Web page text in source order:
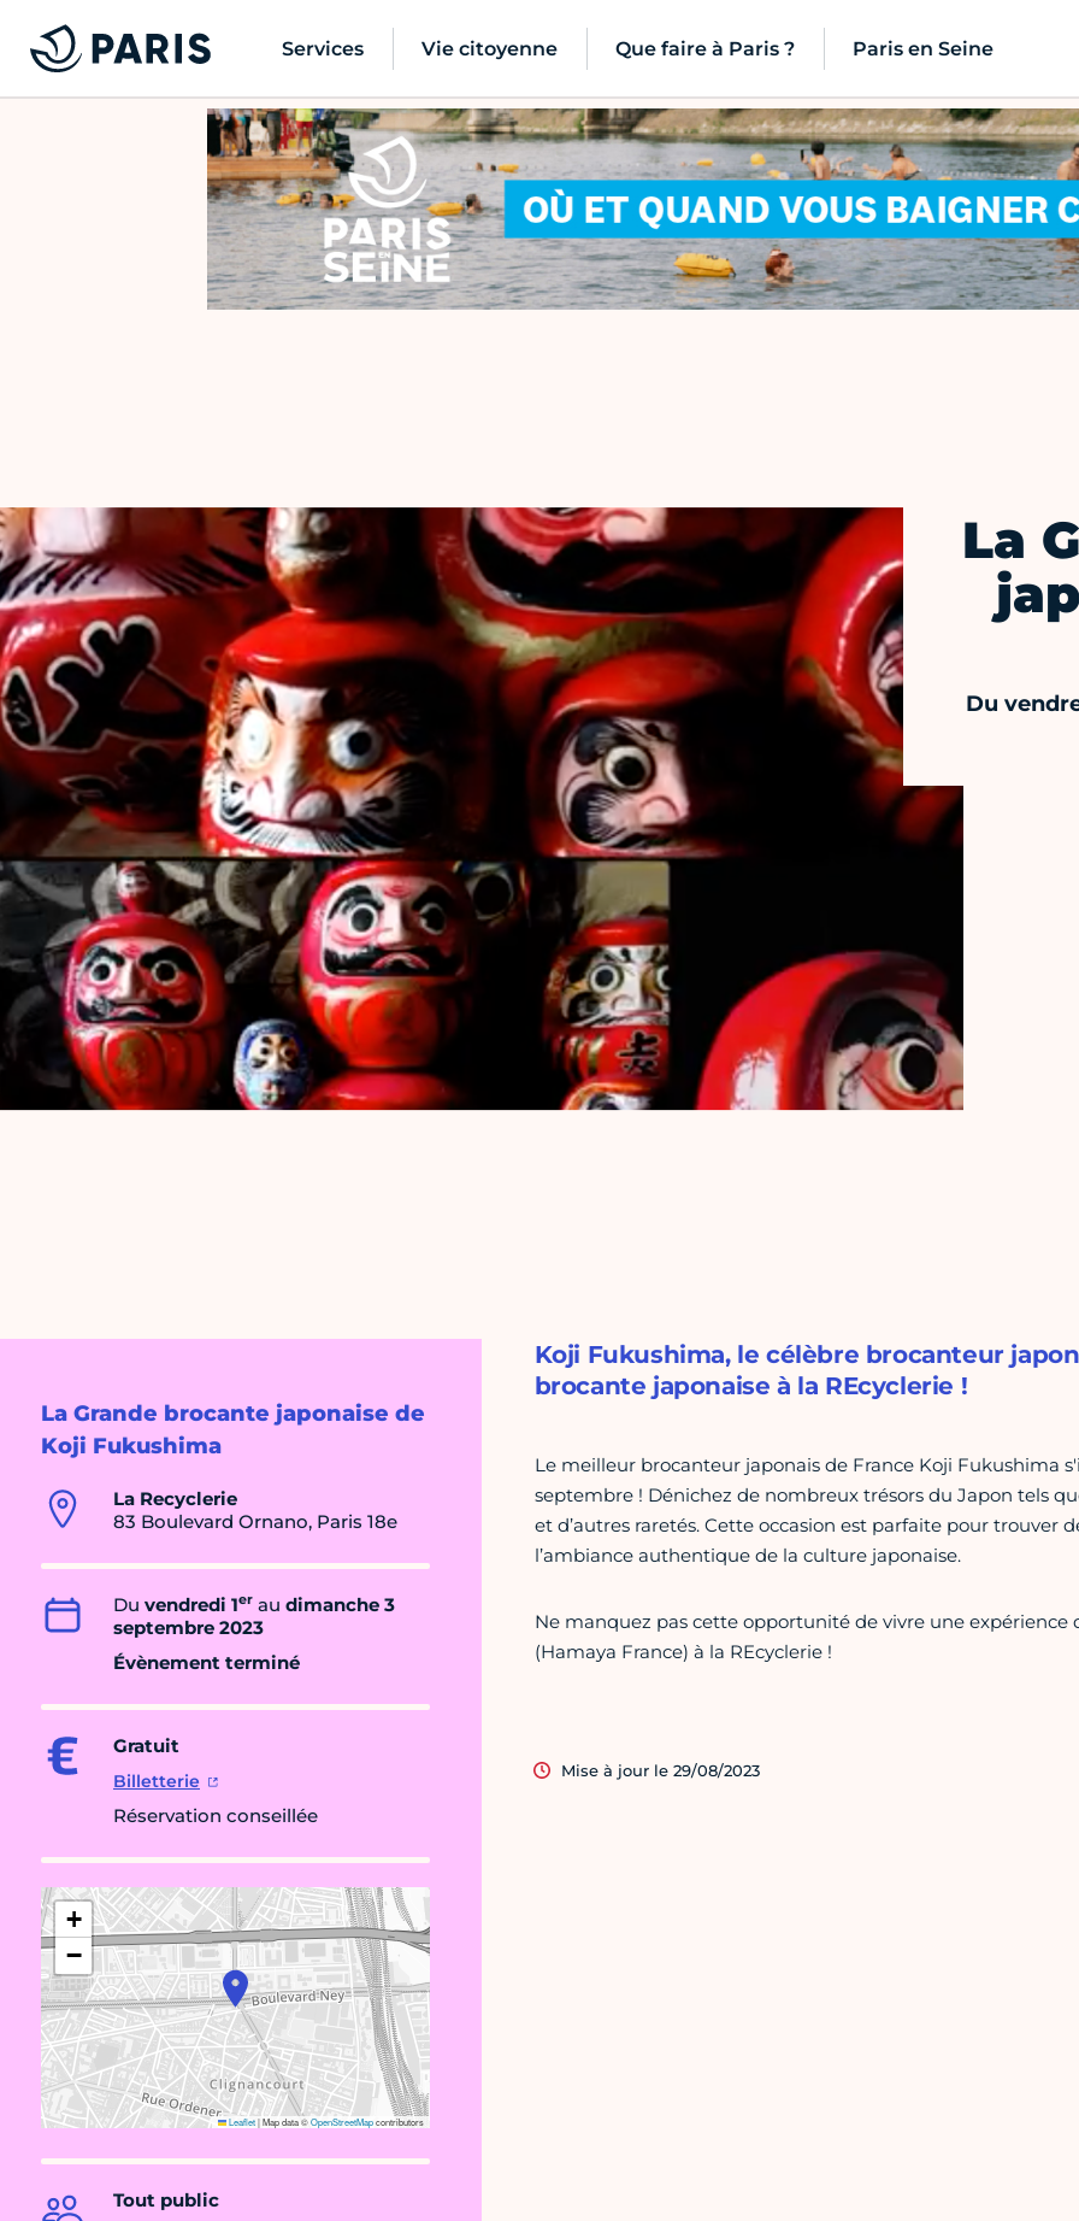
Services Vie citoyenne Que faire à Paris ? Paris en Seine
La
Du
La Grande brocante japonaise de
Koji Fukushima
La Recyclerie
83 Boulevard Ornano, Paris 18e
Du vendredi 1er au dimanche 3
septembre 2023
Évènement terminé
Gratuit
Billetterie
Réservation conseillée
+
−
Leaflet|Map data ©OpenStreetMapcontributors
Tout public
Koji Fukushima, le célèbre brocanteur
brocante japonaise à la REcyclerie !
Le meilleur brocanteur japonais de France Koji Fukushima
septembre ! Dénichez de nombreux trésors du Japon tels
et d’autres raretés. Cette occasion est parfaite pour trouver
l’ambiance authentique de la culture japonaise.
Ne manquez pas cette opportunité de vivre une
(Hamaya France) à la REcyclerie !
Mise à jour le 29/08/2023